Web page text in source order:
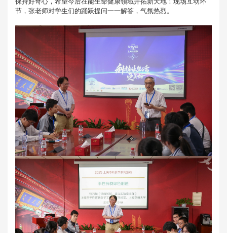
节，张老师对学生们的踊跃提问一一解答，气氛热烈。